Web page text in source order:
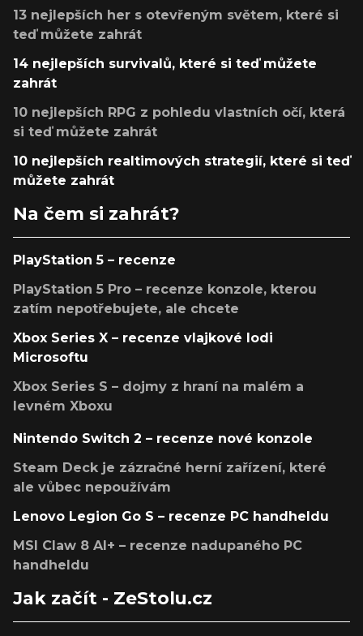
13 nejlepších her s otevřeným světem, které si
teď můžete zahrát
14 nejlepších survivalů, které si teď můžete
zahrát
10 nejlepších RPG z pohledu vlastních očí, která
si teď můžete zahrát
10 nejlepších realtimových strategií, které si teď
můžete zahrát
Na čem si zahrát?
PlayStation 5 – recenze
PlayStation 5 Pro – recenze konzole, kterou
zatím nepotřebujete, ale chcete
Xbox Series X – recenze vlajkové lodi
Microsoftu
Xbox Series S – dojmy z hraní na malém a
levném Xboxu
Nintendo Switch 2 – recenze nové konzole
Steam Deck je zázračné herní zařízení, které
ale vůbec nepoužívám
Lenovo Legion Go S – recenze PC handheldu
MSI Claw 8 AI+ – recenze nadupaného PC
handheldu
Jak začít - ZeStolu.cz